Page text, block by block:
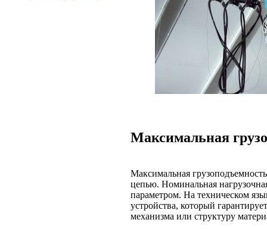
Максимальная
Максимальная
цепью. Номинальная
параметром. На техническом
устройства, который
механизма или структуру